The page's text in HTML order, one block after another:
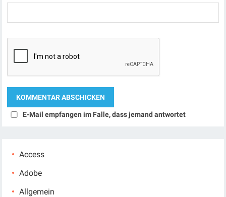
E-Mail empfangen im Falle, dass jemand antwortet
Access
Adobe
Allgemein